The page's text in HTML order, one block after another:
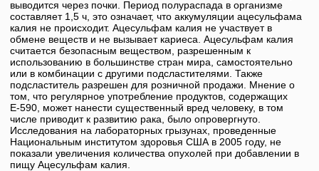
выводится через почки. Период полураспада в организме
составляет 1,5 ч, это означает, что аккумуляции ацесульфама
калия не происходит. Ацесульфам калия не участвует в
обмене веществ и не вызывает кариеса. Ацесульфам калия
считается безопасным веществом, разрешенным к
использованию в большинстве стран мира, самостоятельно
или в комбинации с другими подсластителями. Также
подсластитель разрешен для розничной продажи. Мнение о
том, что регулярное употребление продуктов, содержащих
Е-590, может нанести существенный вред человеку, в том
числе приводит к развитию рака, было опровергнуто.
Исследования на лабораторных грызунах, проведенные
Национальным институтом здоровья США в 2005 году, не
показали увеличения количества опухолей при добавлении в
пищу Ацесульфам калия